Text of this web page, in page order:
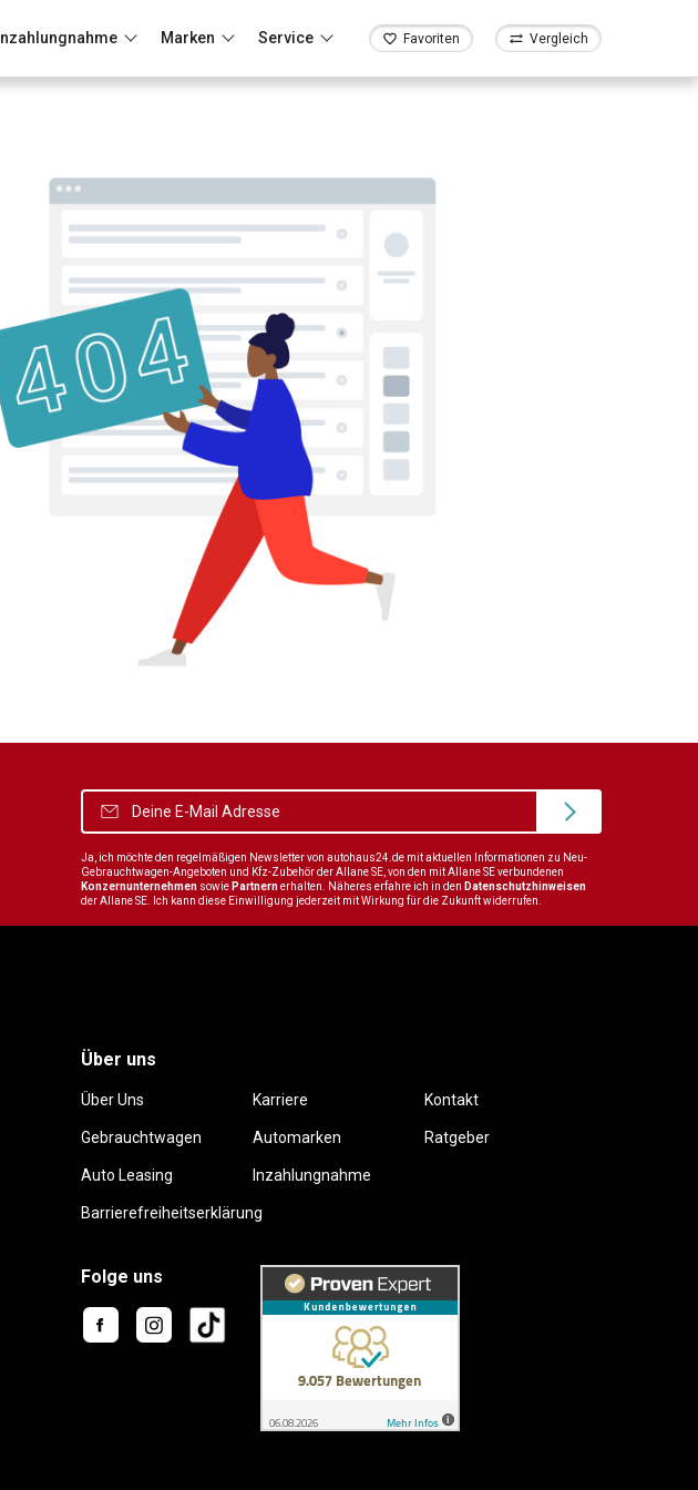
Inzahlungnahme Marken Service Favoriten Vergleich
Ja, ich möchte den regelmäßigen Newsletter von autohaus24.de mit aktuellen Informationen zu Neu-
Gebrauchtwagen-Angeboten und Kfz-Zubehör der Allane SE, von den mit Allane SE verbundenen
Konzernunternehmen sowie Partnernerhalten. Näheres erfahre ich in den Datenschutzhinweisen
der Allane SE. Ich kann diese Einwilligung jederzeit mit Wirkung für die Zukunft widerrufen.
Über uns
Über Uns Karriere Kontakt
Gebrauchtwagen Automarken Ratgeber
Auto Leasing Inzahlungnahme
Barrierefreiheitserklärung
Folge uns